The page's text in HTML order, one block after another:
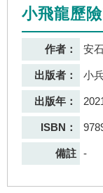
小飛龍歷
作者： 安
出版者： 小
出版年：
ISBN：
備註 -